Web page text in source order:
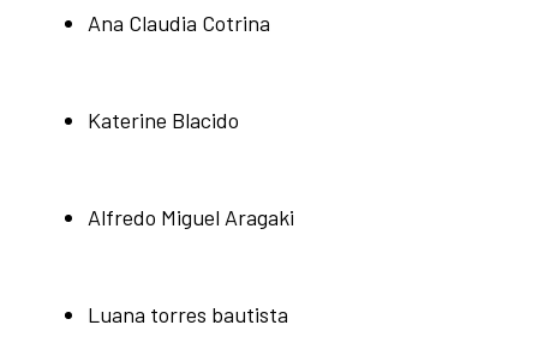
Ana Claudia Cotrina
Katerine Blacido
Alfredo Miguel Aragaki
Luana torres bautista